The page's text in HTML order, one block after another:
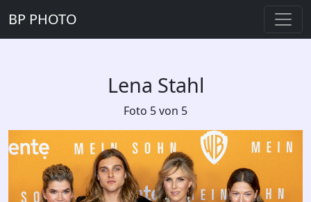
BP PHOTO
Lena Stahl
Foto 5 von 5